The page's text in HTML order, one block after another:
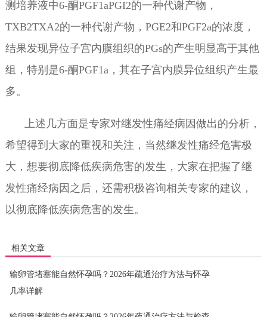
测培养液中6-酮PGF1aPGI2的一种代谢产物，
TXB2TXA2的一种代谢产物，PGE2和PGF2a的浓度，
结果发现异位子宫内膜组织的PGs的产生明显高于其他
组，特别是6-酮PGF1a，其在子宫内膜异位组织产生最
多。
上述几方面是专家对继发性痛经病因做出的分析，
希望得到大家的重视和关注，当然继发性痛经危害极
大，想要彻底降低疾病危害的发生，大家在把握了继
发性痛经病因之后，还需积极咨询相关专家的建议，
以彻底降低疾病危害的发生。
相关文章
输卵管堵塞能自然怀孕吗？2026年疏通治疗方法与怀孕
几率详解